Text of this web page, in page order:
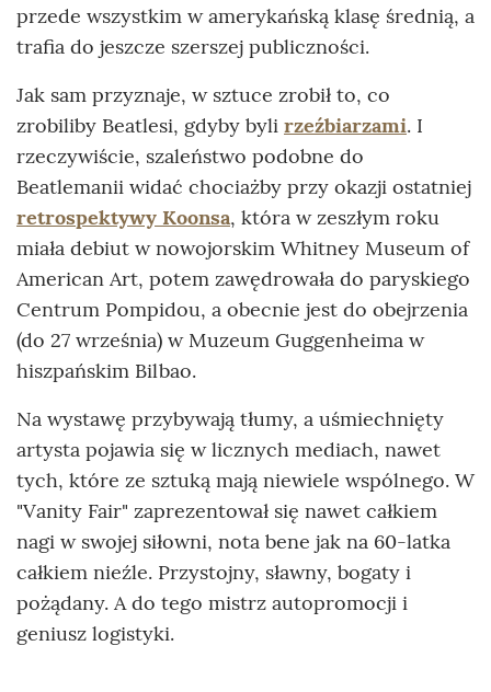
przede wszystkim w amerykańską klasę średnią, a
trafia do jeszcze szerszej publiczności.
Jak sam przyznaje, w sztuce zrobił to, co
zrobiliby Beatlesi, gdyby byli rzeźbiarzami. I
rzeczywiście, szaleństwo podobne do
Beatlemanii widać chociażby przy okazji ostatniej
retrospektywy Koonsa, która w zeszłym roku
miała debiut w nowojorskim Whitney Museum of
American Art, potem zawędrowała do paryskiego
Centrum Pompidou, a obecnie jest do obejrzenia
(do 27 września) w Muzeum Guggenheima w
hiszpańskim Bilbao.
Na wystawę przybywają tłumy, a uśmiechnięty
artysta pojawia się w licznych mediach, nawet
tych, które ze sztuką mają niewiele wspólnego. W
"Vanity Fair" zaprezentował się nawet całkiem
nagi w swojej siłowni, nota bene jak na 60-latka
całkiem nieźle. Przystojny, sławny, bogaty i
pożądany. A do tego mistrz autopromocji i
geniusz logistyki.